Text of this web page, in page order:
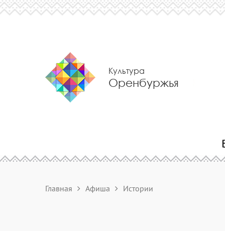
Культура
Оренбуржья
Главная Афиша Истории